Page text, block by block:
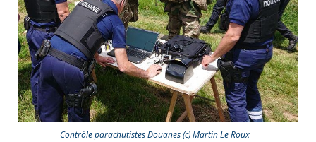
Contrôle parachutistes Douanes (c) Martin Le Roux